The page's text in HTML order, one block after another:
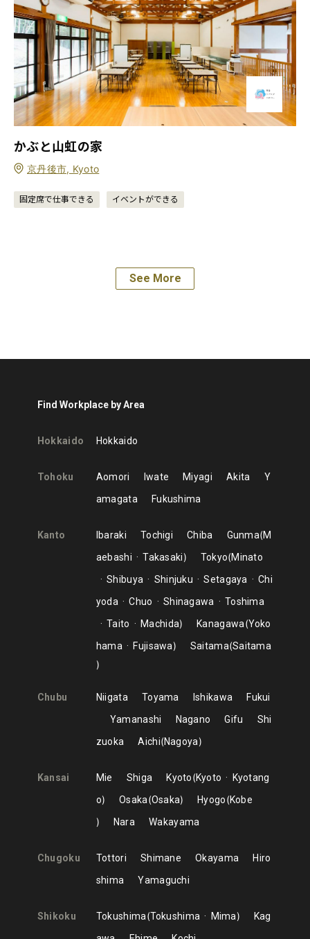
かぶと山虹の家
京丹後市, Kyoto
固定席で仕事できる イベントができる
See More
Find Workplace by Area
Hokkaido Hokkaido
Tohoku Aomori Iwate Miyagi Akita
Y
amagata
Fukushima
Kanto Ibaraki Tochigi Chiba Gunma M
aebashi
Takasaki Tokyo Minato
Shibuya
Shinjuku Setagaya
Chi
yoda
Chuo Shinagawa
Toshima
Taito
Machida Kanagawa Yoko
hama
Fujisawa Saitama Saitama
Chubu Niigata Toyama Ishikawa
Fukui
Yamanashi
Nagano Gifu
Shi
zuoka
Aichi Nagoya
Kansai Mie Shiga Kyoto Kyoto
Kyotang
o
Osaka Osaka Hyogo Kobe
Nara
Wakayama
Chugoku Tottori Shimane Okayama
Hiro
shima
Yamaguchi
Shikoku Tokushima Tokushima Mima
Kag